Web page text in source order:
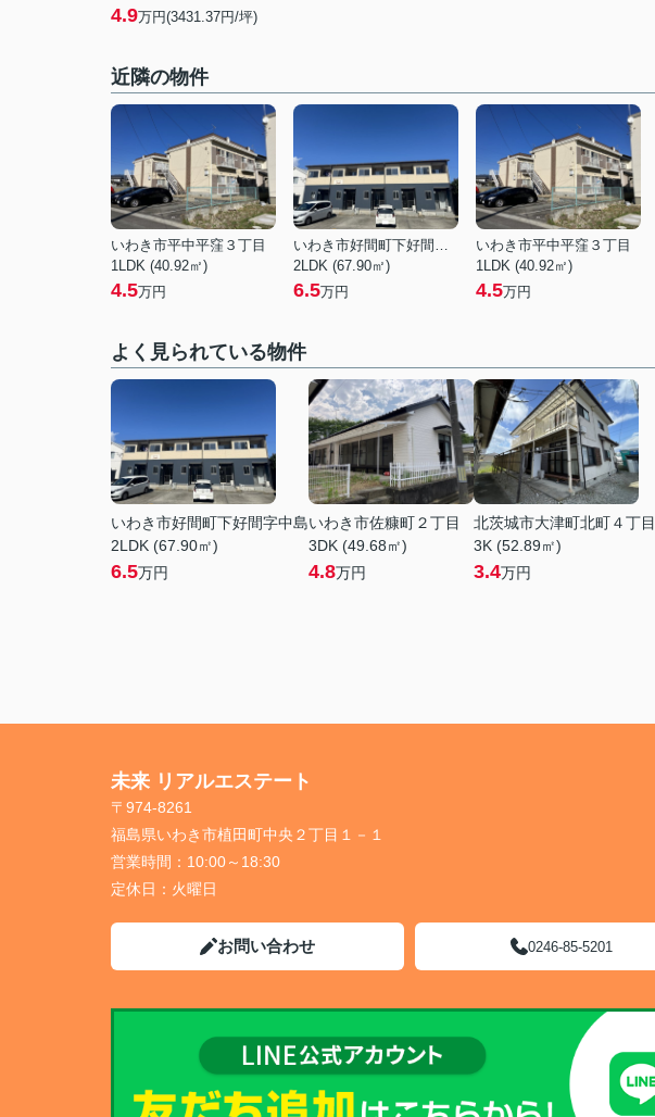
4.9万円(3431.37円/坪)
近隣の物件
いわき市平中平窪３丁目
1LDK (40.92㎡)
4.5万円
いわき市好間町下好間字中島
2LDK (67.90㎡)
6.5万円
いわき市平中平窪３丁目
1LDK (40.92㎡)
4.5万円
よく見られている物件
いわき市好間町下好間字中島
2LDK (67.90㎡)
6.5万円
いわき市佐糠町２丁目
3DK (49.68㎡)
4.8万円
北茨城市大津町北町４丁目
3K (52.89㎡)
3.4万円
未来 リアルエステート
〒974-8261
福島県いわき市植田町中央２丁目１－１
営業時間： 10:00～18:30
定休日： 火曜日
お問い合わせ 0246-85-5201